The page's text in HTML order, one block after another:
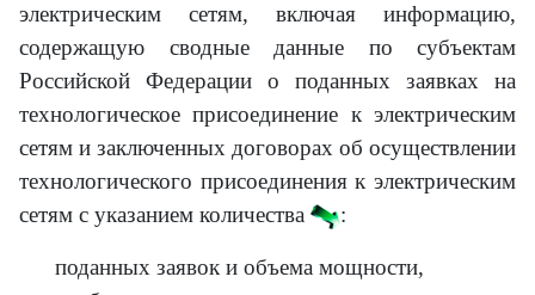
электрическим сетям, включая информацию,
содержащую сводные данные по субъектам
Российской Федерации о поданных заявках на
технологическое присоединение к электрическим
сетям и заключенных договорах об осуществлении
технологического присоединения к электрическим
сетям с указанием количества
:
поданных заявок и объема мощности,